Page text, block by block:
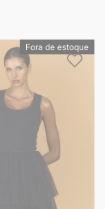
de desejos
Fora de estoque